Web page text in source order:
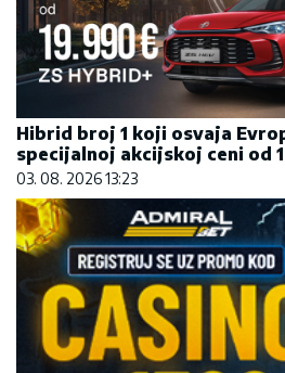
Hibrid broj 1 koji osvaja
specijalnoj akcijskoj ceni od
03. 08. 2026 13:23